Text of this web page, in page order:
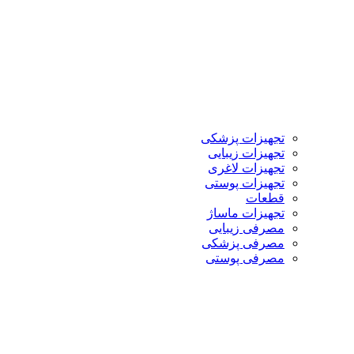
تجهیزات پزشکی
تجهیزات زیبایی
تجهیزات لاغری
تجهیزات پوستی
قطعات
تجهیزات ماساژ
مصرفی زیبایی
مصرفی پزشکی
مصرفی پوستی